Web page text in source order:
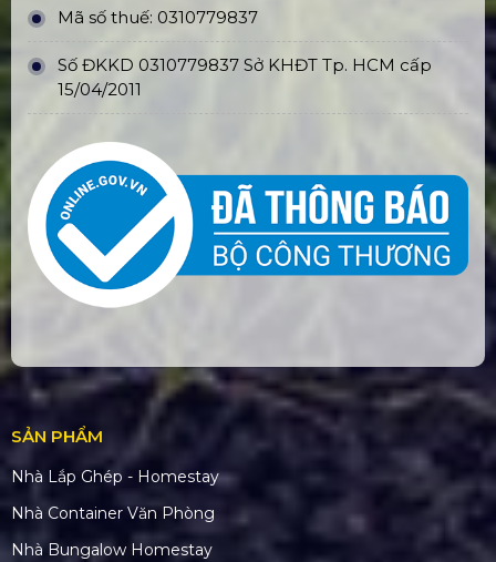
Mã số thuế: 0310779837
Số ĐKKD 0310779837 Sở KHĐT Tp. HCM cấp
15/04/2011
SẢN PHẨM
Nhà Lắp Ghép - Homestay
Nhà Container Văn Phòng
Nhà Bungalow Homestay